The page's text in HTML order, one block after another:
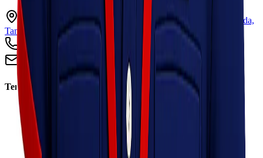
Ruko Garden Square Blok G No. 11-12 Jurumudi baru, Benda,
Tangerang, Banten 15124
+62 813 8838 8182
info@lionelexpress.com
Tentang Kami
Tentang Kami
Visi & Misi
Sosial Perusahaan
Karir
Cabang